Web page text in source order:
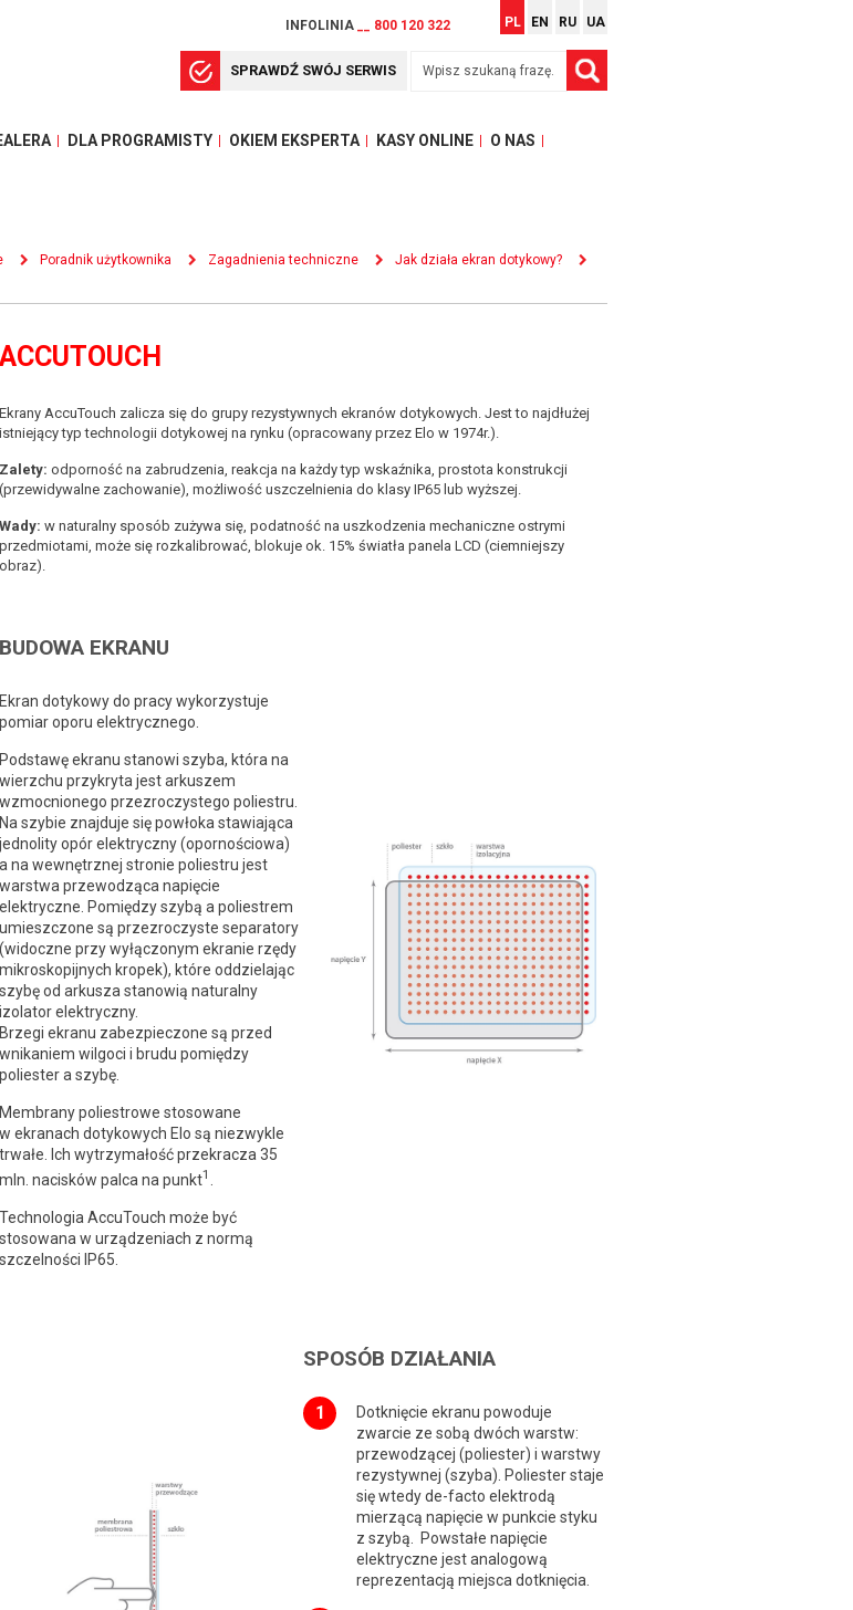
INFOLINIA __ 800 120 322 PL EN RU UA
SPRAWDŹ SWÓJ SERWIS
DLA PROGRAMISTY OKIEM EKSPERTA KASY ONLINE O NAS
Poradnik użytkownika Zagadnienia techniczne
Jak działa ekran dotykowy?
ACCUTOUCH
Ekrany AccuTouch zalicza się do grupy rezystywnych ekranów dotykowych. Jest to najdłużej
istniejący typ technologii dotykowej na rynku (opracowany przez Elo w 1974r.).
Zalety: odporność na zabrudzenia, reakcja na każdy typ wskaźnika, prostota konstrukcji
(przewidywalne zachowanie), możliwość uszczelnienia do klasy IP65 lub wyższej.
Wady: w naturalny sposób zużywa się, podatność na uszkodzenia mechaniczne ostrymi
przedmiotami, może się rozkalibrować, blokuje ok. 15% światła panela LCD (ciemniejszy
obraz).
BUDOWA EKRANU
Ekran dotykowy do pracy wykorzystuje
pomiar oporu elektrycznego.
Podstawę ekranu stanowi szyba, która na
wierzchu przykryta jest arkuszem
wzmocnionego przezroczystego poliestru.
Na szybie znajduje się powłoka stawiająca
jednolity opór elektryczny (opornościowa)
a na wewnętrznej stronie poliestru jest
warstwa przewodząca napięcie
elektryczne. Pomiędzy szybą a poliestrem
umieszczone są przezroczyste separatory
(widoczne przy wyłączonym ekranie rzędy
mikroskopijnych kropek), które oddzielając
szybę od arkusza stanowią naturalny
izolator elektryczny.
Brzegi ekranu zabezpieczone są przed
wnikaniem wilgoci i brudu pomiędzy
poliester a szybę.
Membrany poliestrowe stosowane
w ekranach dotykowych Elo są niezwykle
trwałe. Ich wytrzymałość przekracza 35
mln. nacisków palca na punkt1
Technologia AccuTouch może być
stosowana w urządzeniach z normą
szczelności IP65.
SPOSÓB DZIAŁANIA
Dotknięcie ekranu powoduje
zwarcie ze sobą dwóch warstw:
przewodzącej (poliester) i warstwy
rezystywnej (szyba). Poliester staje
się wtedy de-facto elektrodą
mierzącą napięcie w punkcie styku
z szybą. Powstałe napięcie
elektryczne jest analogową
reprezentacją miejsca dotknięcia.